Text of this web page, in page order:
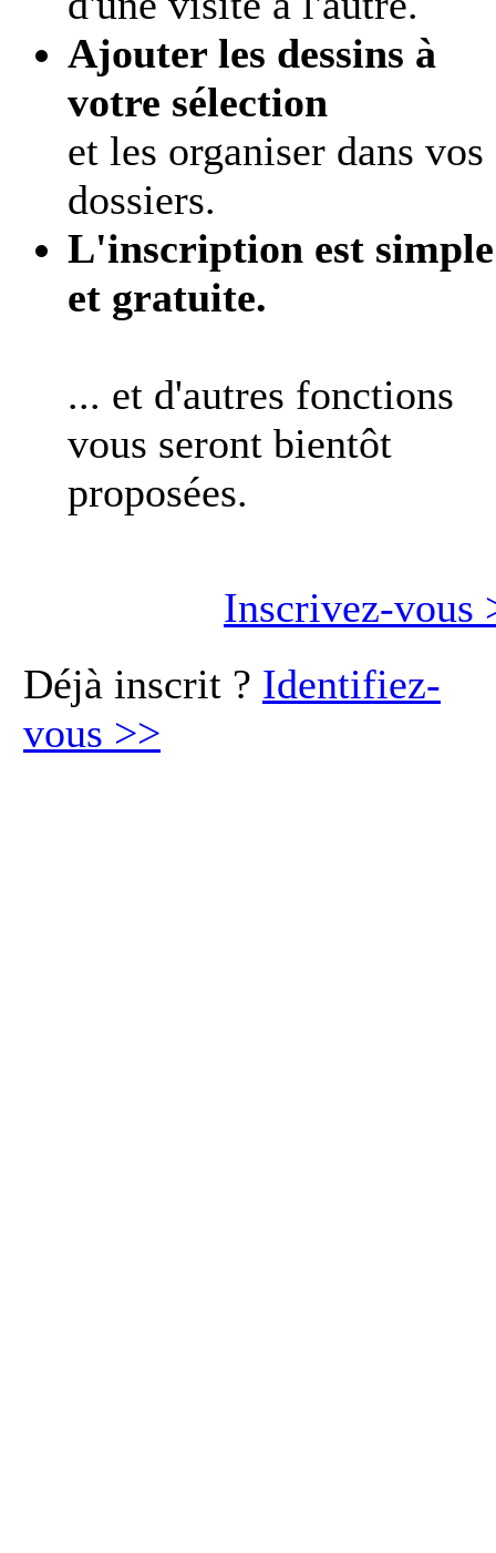
Ajouter les dessins à
votre sélection
et les organiser dans vos
dossiers.
L'inscription est simple
et gratuite.
... et d'autres fonctions
vous seront bientôt
proposées.
Inscrivez-vous
Déjà inscrit ? Identifiez-
vous >>